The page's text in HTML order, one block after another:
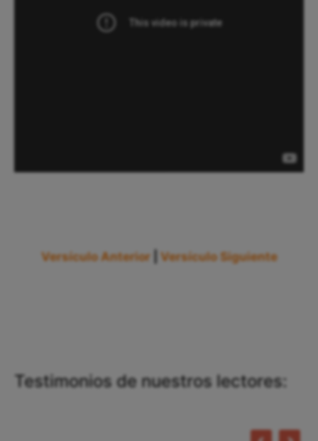
Versículo Anterior Versículo Siguiente
Testimonios de nuestros lectores: